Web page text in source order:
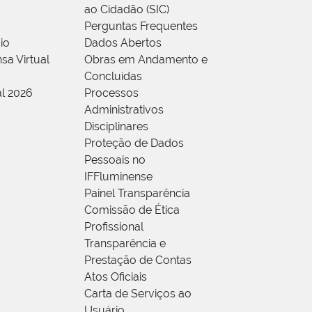
Virtual
2026
ao Cidadão (SIC)
Perguntas Frequentes
Dados Abertos
Obras em Andamento e
Concluídas
Processos
Administrativos
Disciplinares
Proteção de Dados
Pessoais no
IFFluminense
Painel Transparência
Comissão de Ética
Profissional
Transparência e
Prestação de Contas
Atos Oficiais
Carta de Serviços ao